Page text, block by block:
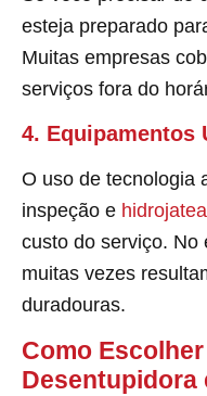
esteja preparado
Muitas empresas
serviços fora do
4. Equipamentos
O uso de tecnologia
inspeção e
custo do serviço. No
muitas vezes
duradouras.
Como
Desentupidora